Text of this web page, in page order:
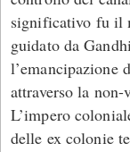
significativo fu il
guidato da
l’emancipazione
attraverso la non-
L’impero
delle ex colonie